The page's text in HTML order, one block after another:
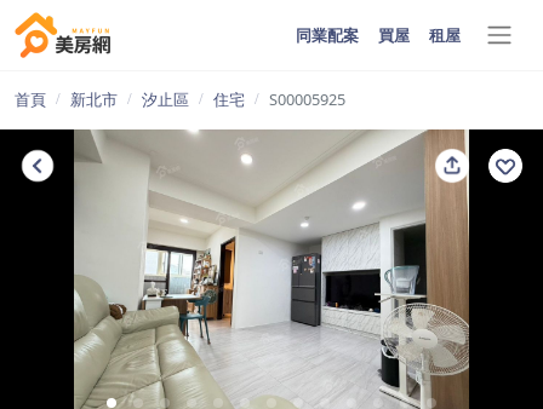
同業配案 買屋 租屋
首頁 新北市 汐止區 住宅 S00005925